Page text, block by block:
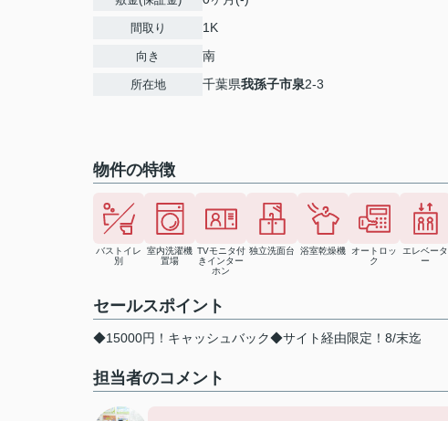
間取り 1K
向き 南
所在地 千葉県我孫子市泉2-3
物件の特徴
バストイレ
別
室内洗濯機
置場
TVモニタ付
きインター
ホン
独立洗面台 浴室乾燥機
オートロッ
ク
エレベータ
ー
セールスポイント
◆15000円！キャッシュバック◆サイト経由限定！8/末迄
担当者のコメント